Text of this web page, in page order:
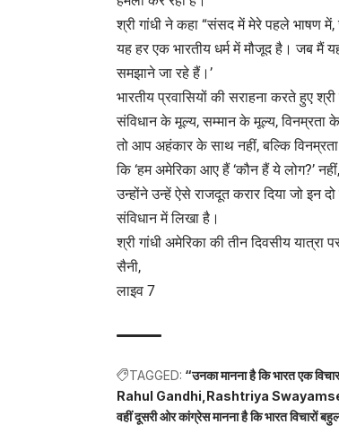
श्री गांधी ने कहा “संसद में मेरे पहले भाषण में,
यह हर एक भारतीय धर्म में मौजूद है। जब मैं
समझाने जा रहे हैं।’
भारतीय प्रवासियों की सराहना करते हुए
संविधान के मूल्य, सम्मान के मूल्य,
तो आप अहंकार के साथ नहीं, बल्कि
कि ‘हम अमेरिका आए हैं ‘कौन हैं ये लोग?’
उन्होंने उन्हें ऐसे राजदूत करार दिया जो
संविधान में लिखा है।
श्री गांधी अमेरिका की तीन दिवसीय यात्रा
सैनी,
लाइव 7
TAGGED: “उनका मानना ​​है कि भारत एक विचार
Rahul Gandhi Rashtriya
वहीं दूसरी ओर कांग्रेस मानना ​​है कि भारत विचारों